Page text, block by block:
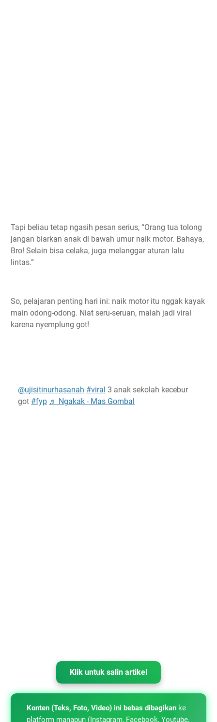
Tapi beliau tetap ngasih pesan serius, “Orang tua tolong
jangan biarkan anak di bawah umur naik motor. Bahaya,
Bro! Selain bisa celaka, juga melanggar aturan lalu
lintas.”
So, pelajaran penting hari ini: naik motor itu nggak kayak
main odong-odong. Niat seru-seruan, malah jadi viral
karena nyemplung got!
@ujisitinurhasanah #viral 3 anak sekolah kecebur
got #fyp ♬ Ngakak - Mas Gombal
Klik untuk salin artikel
Konten (Teks, Foto, Video) ini bebas dibagikan ke
platform manapun (Instagram, Facebook, Youtube,